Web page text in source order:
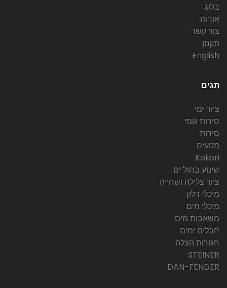
בלוג
אודות
צור קשר
תקנון
English
תגים
ציוד ימי
סירות גומי
סירות
מנועים
Kolibri
שינוע בחול ים
ציוד צלילה ושחייה
מיכלי דלק
מיכלי מים
משאבות מים
חבלים ימים
חגורות הצלה
STEINER
DAN-FENDER